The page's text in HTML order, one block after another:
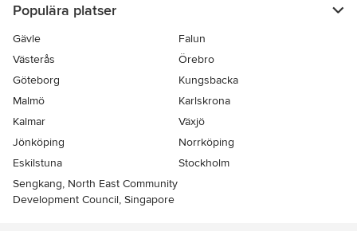
Populära platser
Gävle
Falun
Västerås
Örebro
Göteborg
Kungsbacka
Malmö
Karlskrona
Kalmar
Växjö
Jönköping
Norrköping
Eskilstuna
Stockholm
Sengkang, North East Community
Development Council, Singapore